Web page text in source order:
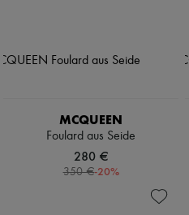
MCQUEEN
Foulard aus Seide
280 €
350 €-20%